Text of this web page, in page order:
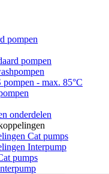
pompen
pompen
- max. 85°C
onderdelen
Cat pumps
Interpump
pumps